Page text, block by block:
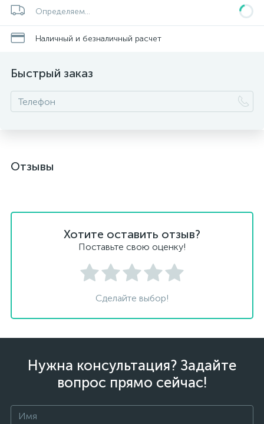
Определяем...
Наличный и безналичный расчет
Быстрый заказ
Отзывы
Хотите оставить отзыв?
Поставьте свою оценку!
Сделайте выбор!
Нужна консультация? Задайте
вопрос прямо сейчас!